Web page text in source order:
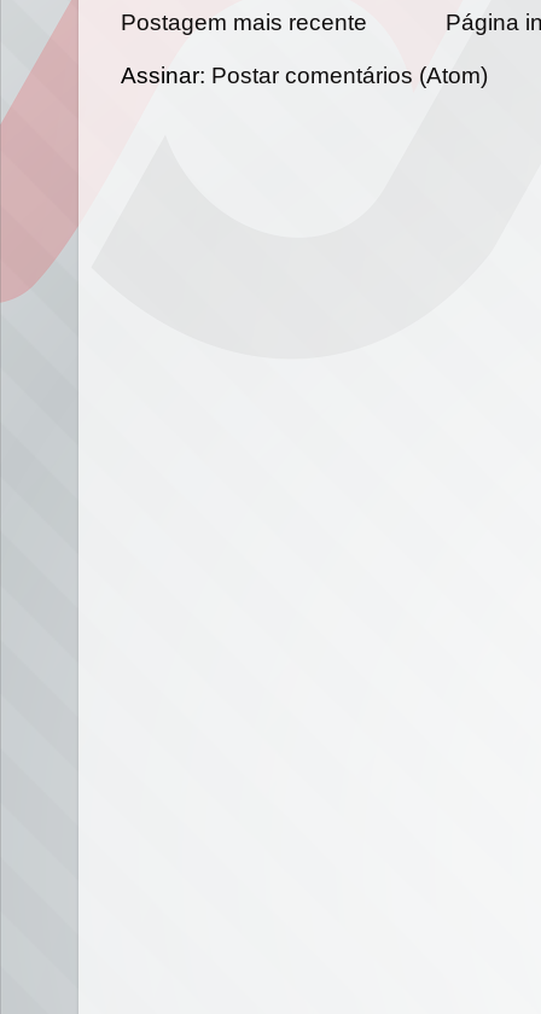
Postagem mais recente Página
Assinar: Postar comentários (Atom)